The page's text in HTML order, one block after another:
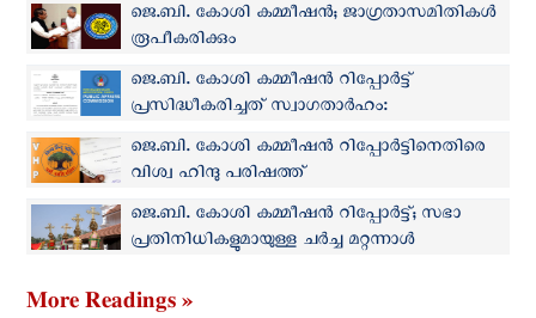
ജെ.ബി. കോശി കമ്മീഷൻ; ജാഗ്രതാസമിതികൾ
രൂപീകരിക്കും
ജെ.ബി. കോശി കമ്മീഷൻ റിപ്പോർട്ട്
പ്രസിദ്ധീകരിച്ചത് സ്വാഗതാർഹം:
സീറോമലബാർ പബ്ലിക് അഫയേഴ്സ് കമ്മീഷൻ
ജെ.ബി. കോശി കമ്മീഷൻ റിപ്പോർട്ടിനെതിരെ
വിശ്വ ഹിന്ദു പരിഷത്ത്
ജെ.ബി. കോശി കമ്മീഷൻ റിപ്പോർട്ട്; സഭാ
പ്രതിനിധികളുമായുള്ള ചര്‍ച്ച മറ്റന്നാള്‍
More Readings »